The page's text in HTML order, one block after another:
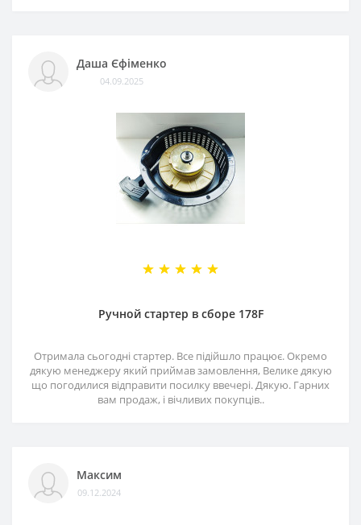
Даша Єфіменко
04.09.2025
Ручной стартер в сборе 178F
Отримала сьогодні стартер. Все підійшло працює. Окремо
дякую менеджеру який приймав замовлення, Велике дякую
що погодилися відправити посилку ввечері. Дякую. Гарних
вам продаж, і вічливих покупців..
Максим
09.12.2024